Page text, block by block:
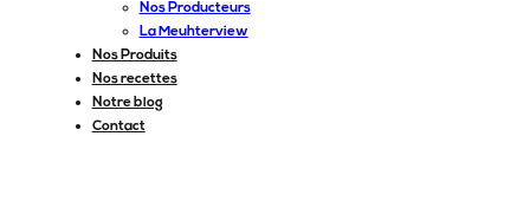
Nos Producteurs
La Meuhterview
Nos Produits
Nos recettes
Notre blog
Contact